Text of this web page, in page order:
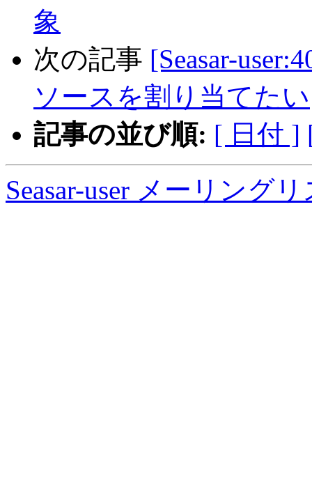
象
次の記事 [Seasar-
ソースを割り当てたい
記事の並び順: [ 日付 ]
Seasar-user メーリング